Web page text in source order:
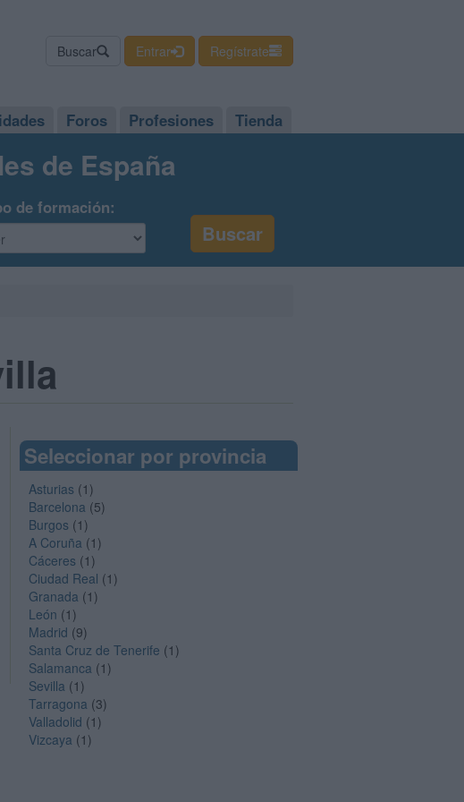
Buscar Entrar Regístrate
Foros Profesiones Tienda
de España
de formación:
Seleccionar por provincia
Asturias (1)
Barcelona (5)
Burgos (1)
A Coruña (1)
Cáceres (1)
Ciudad Real (1)
Granada (1)
León (1)
Madrid (9)
Santa Cruz de Tenerife (1)
Salamanca (1)
Sevilla (1)
Tarragona (3)
Valladolid (1)
Vizcaya (1)